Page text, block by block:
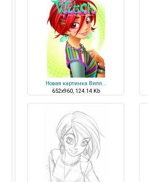
Новая картинка Вилл...
652x960, 124.14 Kb